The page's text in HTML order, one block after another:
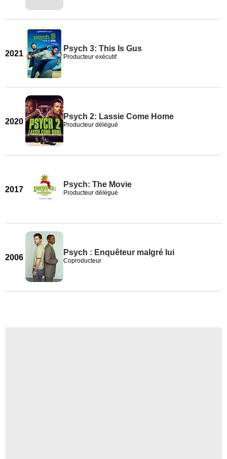
2021
Psych 3: This Is Gus
Producteur exécutif
2020
Psych 2: Lassie Come Home
Producteur délégué
2017
Psych: The Movie
Producteur délégué
2006
Psych : Enquêteur malgré lui
Coproducteur